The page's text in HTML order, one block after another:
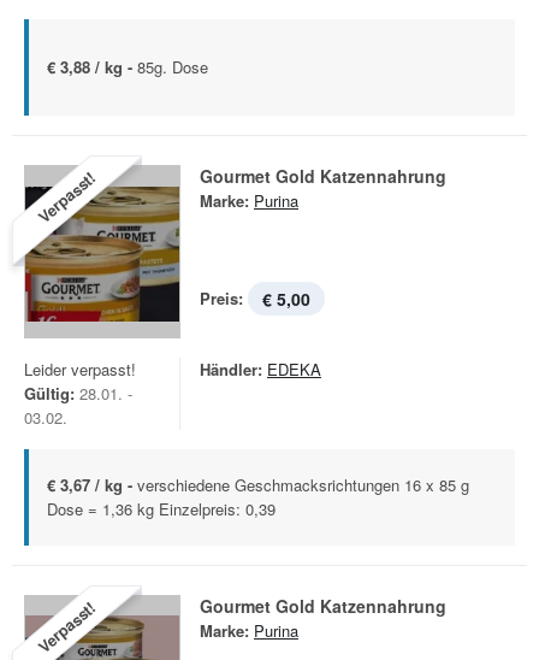
€ 3,88 / kg - 85g. Dose
Verpasst! Gourmet Gold Katzennahrung
Marke: Purina
Preis: € 5,00
Leider verpasst!
Gültig: 28.01. -
03.02.
Händler: EDEKA
€ 3,67 / kg - verschiedene Geschmacksrichtungen 16 x 85 g
Dose = 1,36 kg Einzelpreis: 0,39
Verpasst! Gourmet Gold Katzennahrung
Marke: Purina